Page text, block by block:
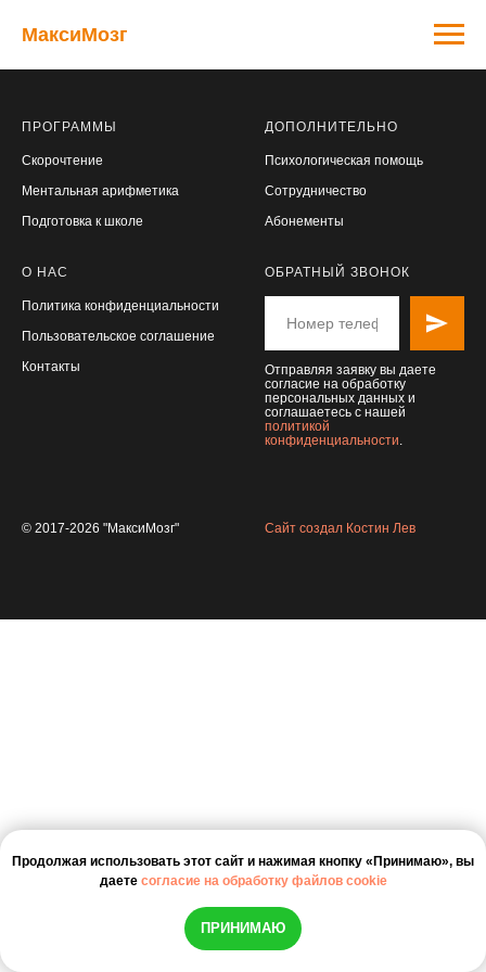
МаксиМозг
ПРОГРАММЫ
Скорочтение
Ментальная арифметика
Подготовка к школе
ДОПОЛНИТЕЛЬНО
Психологическая помощь
Сотрудничество
Абонементы
О НАС
Политика конфиденциальности
Пользовательское соглашение
Контакты
ОБРАТНЫЙ ЗВОНОК
Отправляя заявку вы даете
согласие на обработку
персональных данных и
соглашаетесь с нашей
политикой
конфиденциальности.
© 2017-2026 "МаксиМозг" Сайт создал Костин Лев
Продолжая использовать этот сайт и нажимая кнопку «Принимаю», вы
даете согласие на обработку файлов cookie
ПРИНИМАЮ